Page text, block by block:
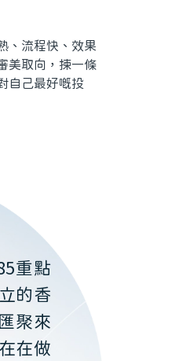
、流程快、效果
美取向，揀一條
自己最好嘅投
重點
的香
聚來
在做